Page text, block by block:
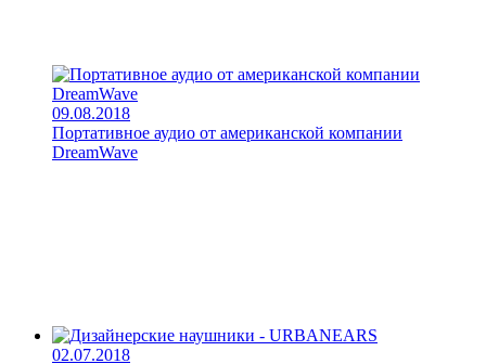
09.08.2018
Портативное аудио от американской компании
DreamWave
02.07.2018